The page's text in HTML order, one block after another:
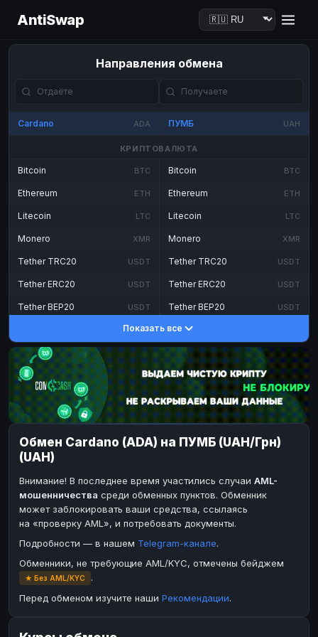
AntiSwap
Направления обмена
Cardano ADA ПУМБ UAH
КРИПТОВАЛЮТА
Bitcoin BTC
Ethereum ETH
Litecoin LTC
Monero XMR
Tether TRC20 USDT
Tether ERC20 USDT
Tether BEP20 USDT
DASH
Toncoin TON
Dogecoin DOGE
TRX TRON
Bitcoin Cash BCH
BinanceCoin BEP20
Ether Classic
SOL
Ripple XRP
Bitcoin BTC
Ethereum ETH
Litecoin LTC
Monero XMR
Tether TRC20 USDT
Tether ERC20 USDT
Tether BEP20 USDT
DASH
Toncoin TON
Dogecoin DOGE
TRX TRON
Bitcoin Cash BCH
BinanceCoin BEP20
Ripple
Paxum USD
Perfect Money
Payoneer USD
Paxum
Payoneer
Показать все
Обмен Cardano (ADA) на ПУМБ (UAH/Грн)
(UAH)
Внимание! В последнее время участились случаи AML-
мошенничества среди обменных пунктов. Обменник
может заблокировать ваши средства, ссылаясь
на «проверку AML», и потребовать документы.
Подробности — в нашем Telegram-канале.
Обменники, не требующие AML/KYC, отмечены бейджем
★ Без AML/KYC
.
Перед обменом изучите наши Рекомендации.